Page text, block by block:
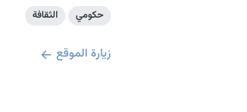
حكومي
الثقافة
زيارة الموقع